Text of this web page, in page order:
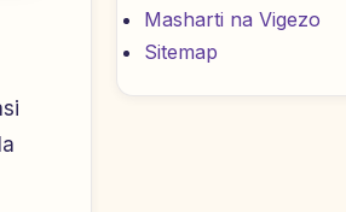
Masharti na Vigezo
Sitemap